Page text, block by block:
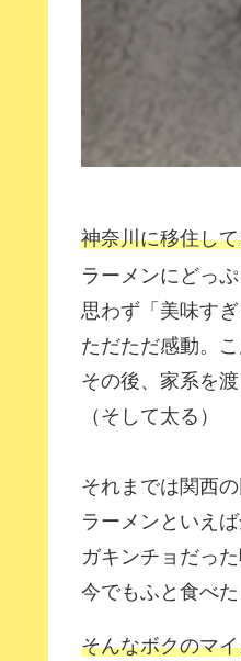
神奈川に移住し
ラーメンにどっ
思わず「美味す
ただただ感動。
その後、家系を渡
（そして太る）
それまでは関西
ラーメンといえ
ガキンチョだっ
今でもふと食べ
そんなボクのマ